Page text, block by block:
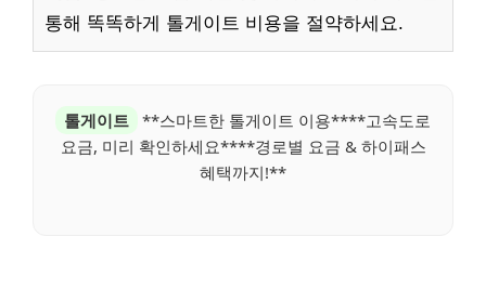
통해 똑똑하게 톨게이트 비용을 절약하세요.
톨게이트 **스마트한 톨게이트 이용****고속도로
요금, 미리 확인하세요****경로별 요금 & 하이패스
혜택까지!**